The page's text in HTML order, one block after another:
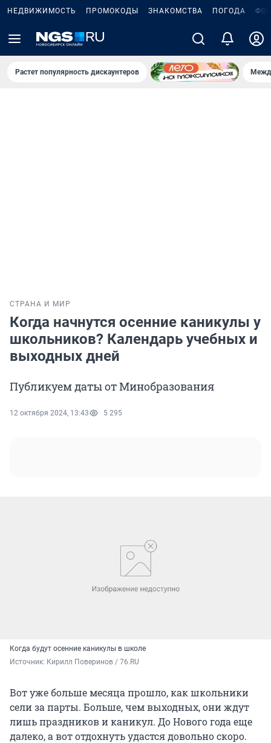
НЕДВИЖИМОСТЬ ПРОМОКОДЫ ЗНАКОМСТВА ПОГОДА
Растет популярность дискаунтеров
СТРАНА И МИР
Когда начнутся осенние каникулы у
школьников? Календарь учебных и
выходных дней
Публикуем даты от Минобразования
12 октября 2024, 13:43 5 295
Когда будут осенние каникулы в школе
Источник: Кирилл Поверинов / 76.RU
Вот уже больше месяца прошло, как школьники
сели за парты. Больше, чем выходных, они ждут
лишь праздников и каникул. До Нового года еще
далеко, а вот отдохнуть удастся довольно скоро.